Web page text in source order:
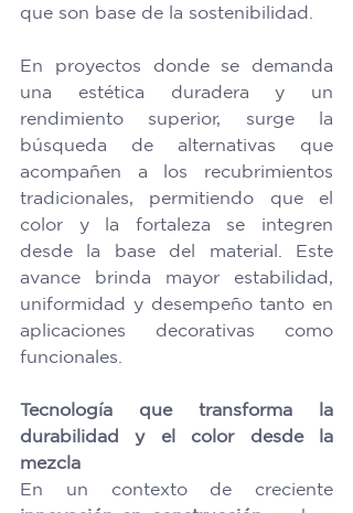
que son base de la sostenibilidad.
En proyectos donde se demanda
una estética duradera y un
rendimiento superior, surge la
búsqueda de alternativas que
acompañen a los recubrimientos
tradicionales, permitiendo que el
color y la fortaleza se integren
desde la base del material. Este
avance brinda mayor estabilidad,
uniformidad y desempeño tanto en
aplicaciones decorativas como
funcionales.
Tecnología que transforma la
durabilidad y el color desde la
mezcla